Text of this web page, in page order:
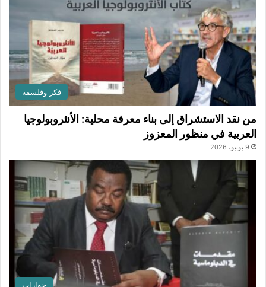
فكر وفلسفة
من نقد الاستشراق إلى بناء معرفة محلية: الأنثروبولوجيا
العربية في منظور المعزوز
9 يونيو، 2026
حوارات